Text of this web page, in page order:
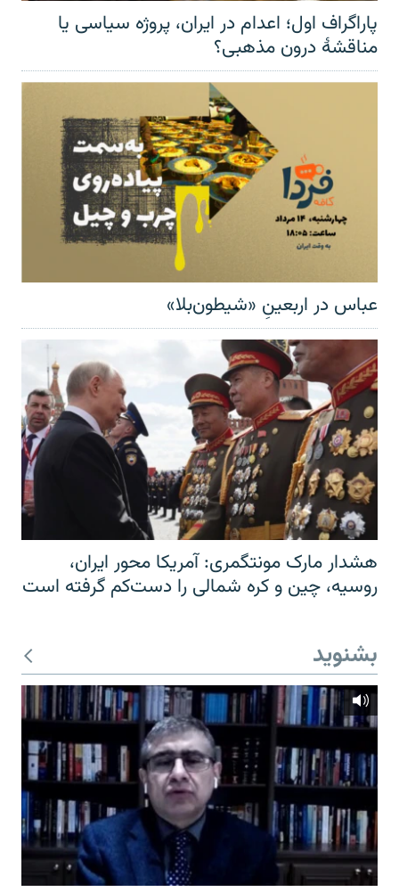
پاراگراف اول؛ اعدام در ایران، پروژه سیاسی یا
مناقشهٔ درون مذهبی؟
عباس در اربعینِ «شیطون‌بلا»
هشدار مارک مونتگمری: آمریکا محور ایران،
روسیه، چین و کره شمالی را دست‌کم گرفته است
بشنوید